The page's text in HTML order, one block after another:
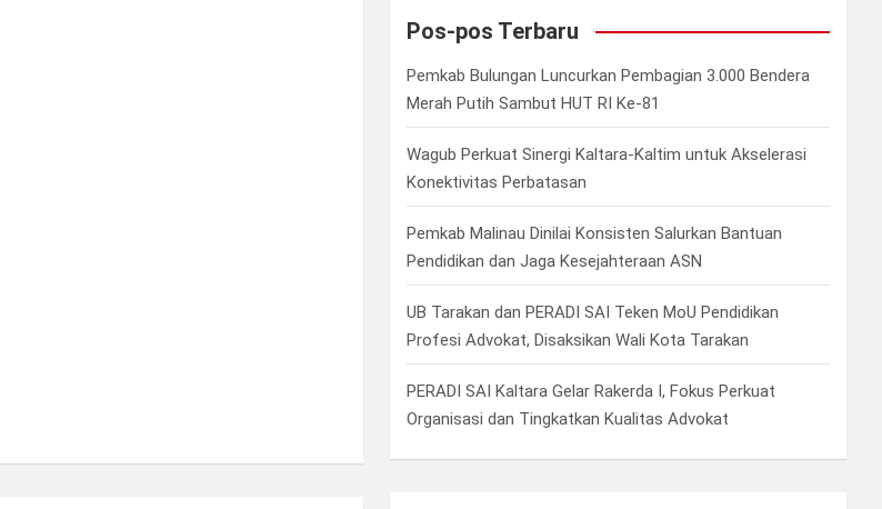
c
Pos-pos Terbaru
Pemkab Bulungan Luncurkan Pembagian 3.000 Bendera
Merah Putih Sambut HUT RI Ke-81
Wagub Perkuat Sinergi Kaltara-Kaltim untuk Akselerasi
Konektivitas Perbatasan
Pemkab Malinau Dinilai Konsisten Salurkan Bantuan
Pendidikan dan Jaga Kesejahteraan ASN
UB Tarakan dan PERADI SAI Teken MoU Pendidikan
Profesi Advokat, Disaksikan Wali Kota Tarakan
PERADI SAI Kaltara Gelar Rakerda I, Fokus Perkuat
Organisasi dan Tingkatkan Kualitas Advokat